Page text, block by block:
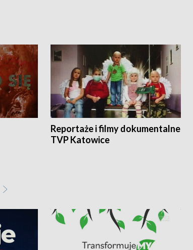
Reportaże i filmy dokumentalne
TVP Katowice